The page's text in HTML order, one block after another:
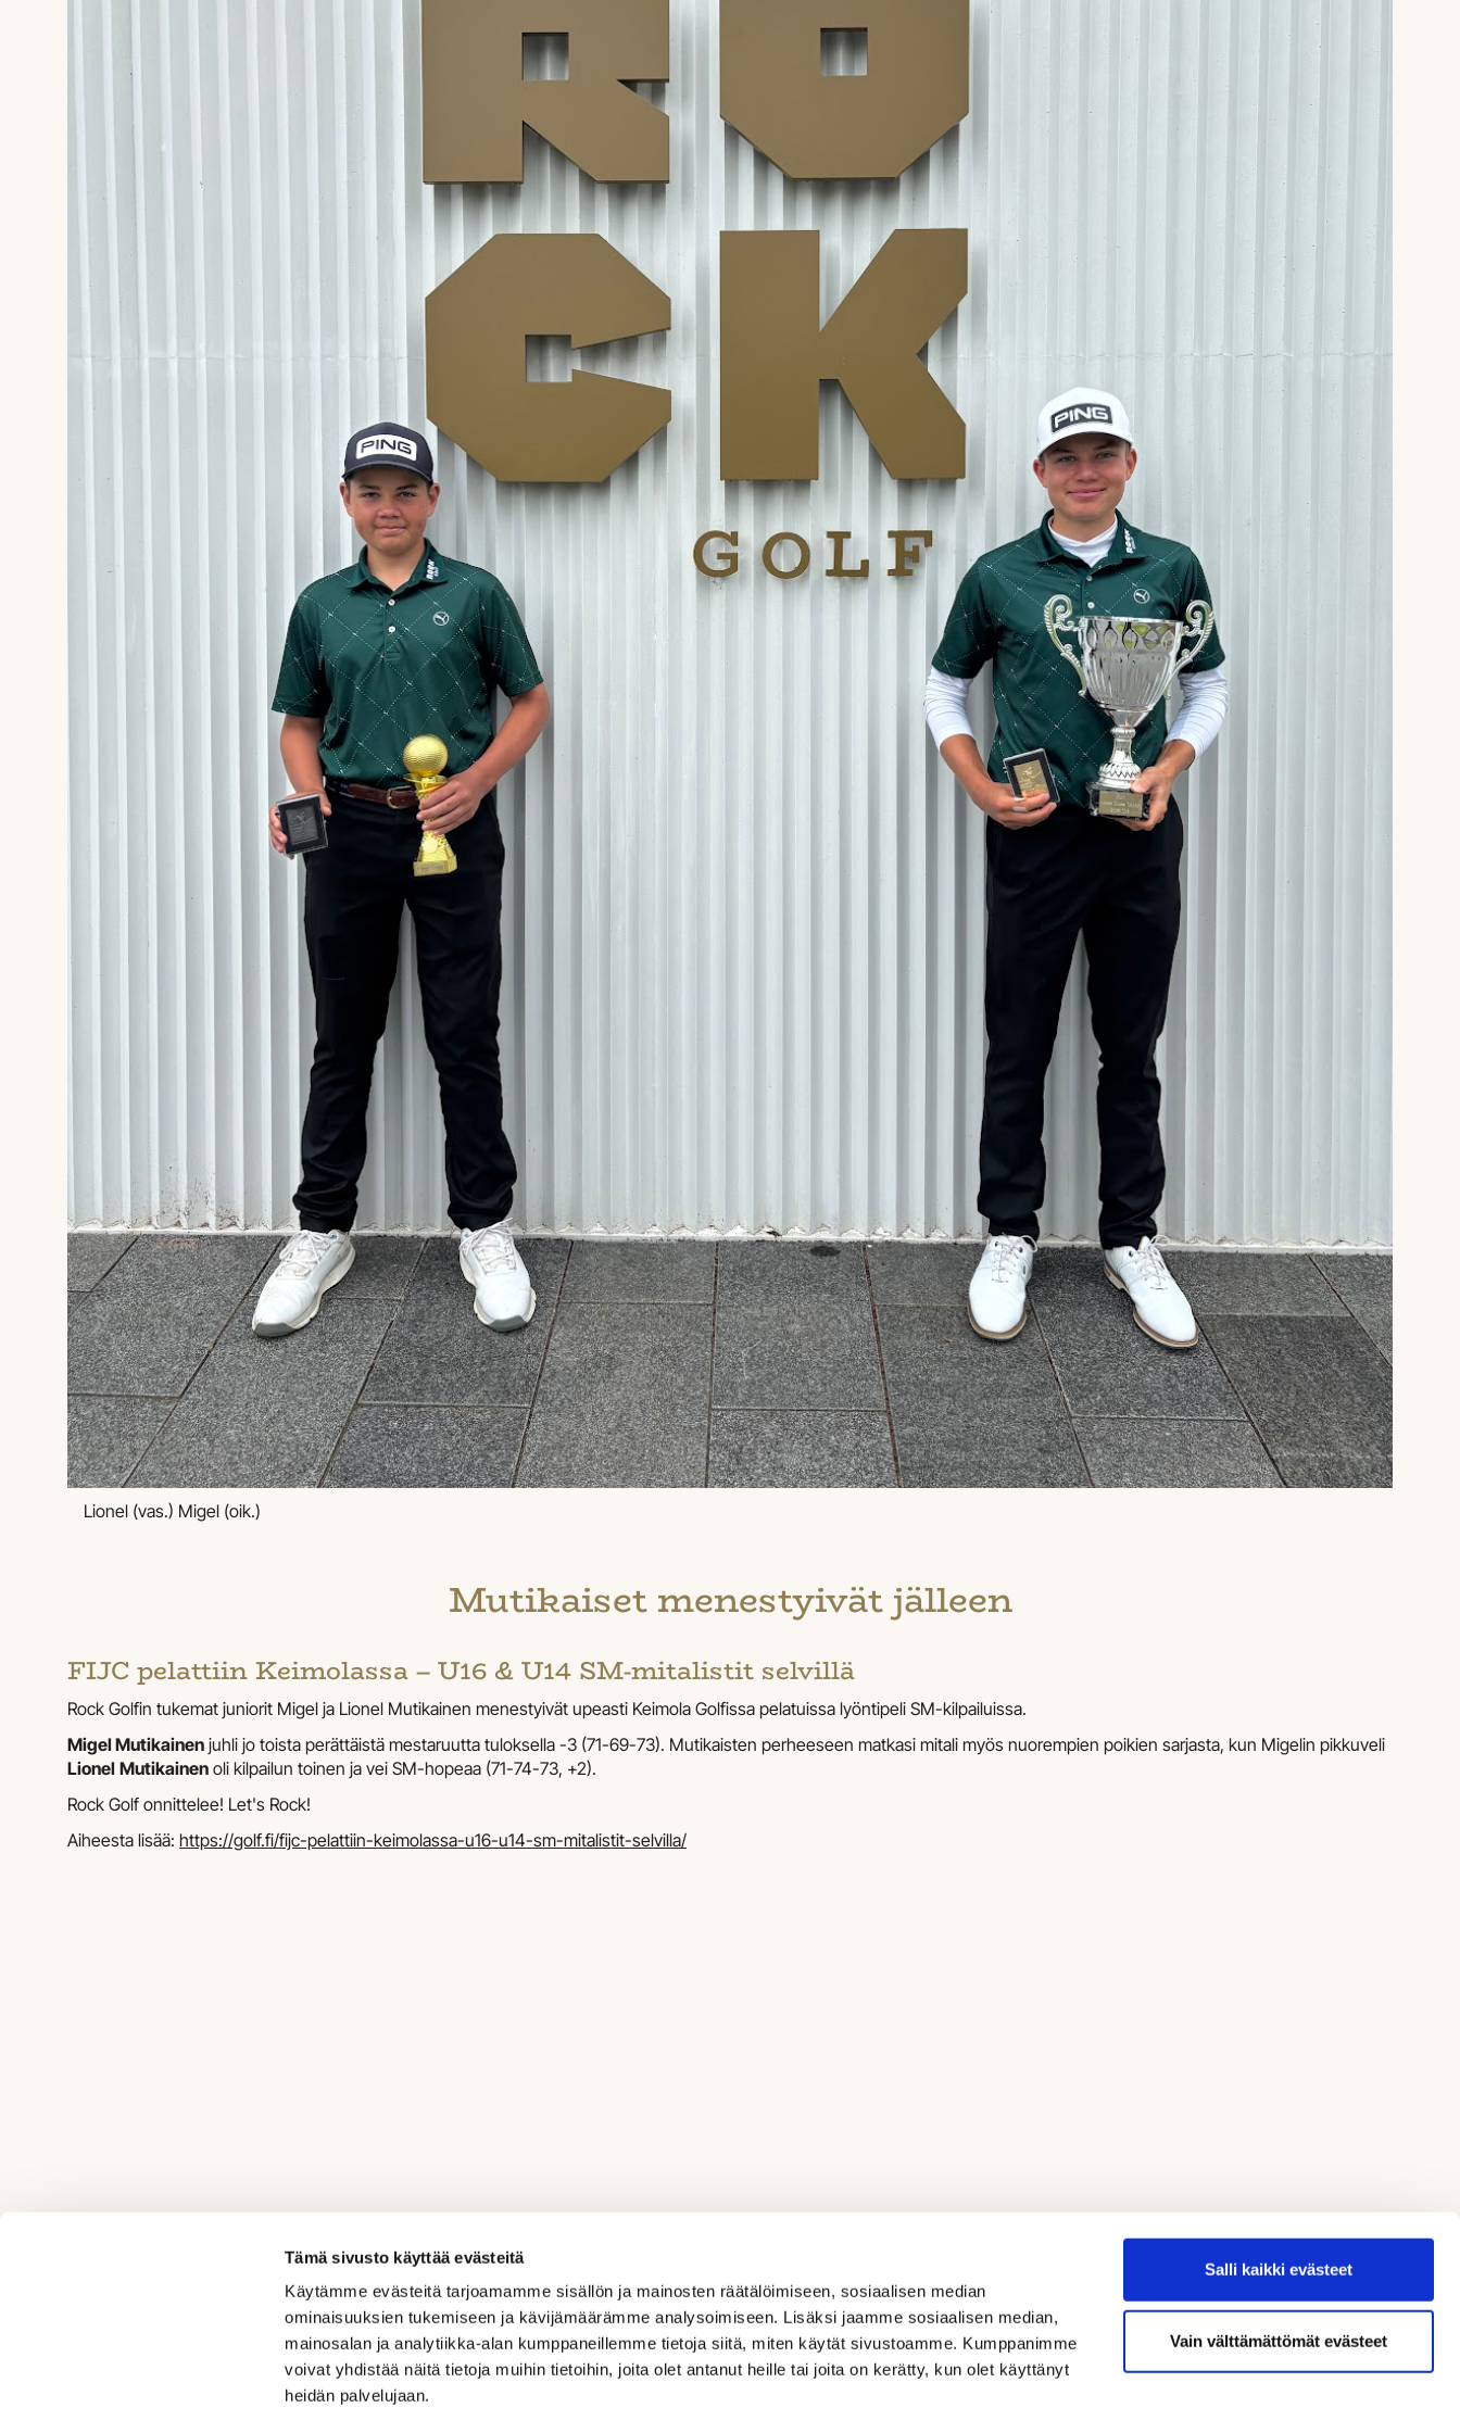
Tämä sivusto käyttää evästeitä
Käytämme evästeitä tarjoamamme sisällön ja mainosten räätälöimiseen, sosiaalisen median
ominaisuuksien tukemiseen ja kävijämäärämme analysoimiseen. Lisäksi jaamme sosiaalisen median,
mainosalan ja analytiikka-alan kumppaneillemme tietoja siitä, miten käytät sivustoamme. Kumppanimme
voivat yhdistää näitä tietoja muihin tietoihin, joita olet antanut heille tai joita on kerätty, kun olet käyttänyt
heidän palvelujaan.
Salli kaikki evästeet
Vain välttämättömät evästeet
Lionel (vas.) Migel (oik.)
Mutikaiset menestyivät jälleen
FIJC pelattiin Keimolassa – U16 & U14 SM-mitalistit selvillä
Rock Golfin tukemat juniorit Migel ja Lionel Mutikainen menestyivät upeasti Keimola Golfissa pelatuissa lyöntipeli SM-kilpailuissa.
Migel Mutikainen juhli jo toista perättäistä mestaruutta tuloksella -3 (71-69-73). Mutikaisten perheeseen matkasi mitali myös nuorempien poikien sarjasta, kun Migelin pikkuveli
Lionel Mutikainen oli kilpailun toinen ja vei SM-hopeaa (71-74-73, +2).
Rock Golf onnittelee! Let's Rock!
Aiheesta lisää: https://golf.fi/fijc-pelattiin-keimolassa-u16-u14-sm-mitalistit-selvilla/